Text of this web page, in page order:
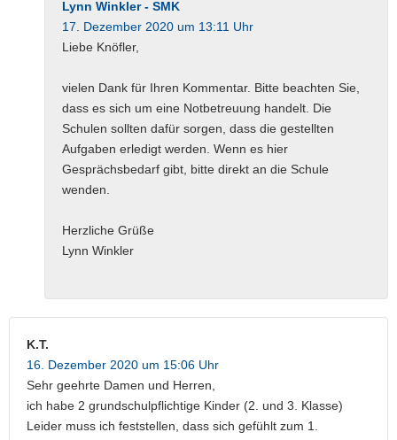
Lynn Winkler - SMK
17. Dezember 2020 um 13:11 Uhr
Liebe Knöfler,
vielen Dank für Ihren Kommentar. Bitte beachten Sie,
dass es sich um eine Notbetreuung handelt. Die
Schulen sollten dafür sorgen, dass die gestellten
Aufgaben erledigt werden. Wenn es hier
Gesprächsbedarf gibt, bitte direkt an die Schule
wenden.
Herzliche Grüße
Lynn Winkler
K.T.
16. Dezember 2020 um 15:06 Uhr
Sehr geehrte Damen und Herren,
ich habe 2 grundschulpflichtige Kinder (2. und 3. Klasse)
Leider muss ich feststellen, dass sich gefühlt zum 1.